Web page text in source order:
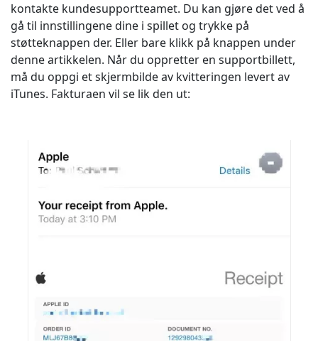
kontakte kundesupportteamet. Du kan gjøre det ved å
gå til innstillingene dine i spillet og trykke på
støtteknappen der. Eller bare klikk på knappen under
denne artikkelen. Når du oppretter en supportbillett,
må du oppgi et skjermbilde av kvitteringen levert av
iTunes. Fakturaen vil se lik den ut: